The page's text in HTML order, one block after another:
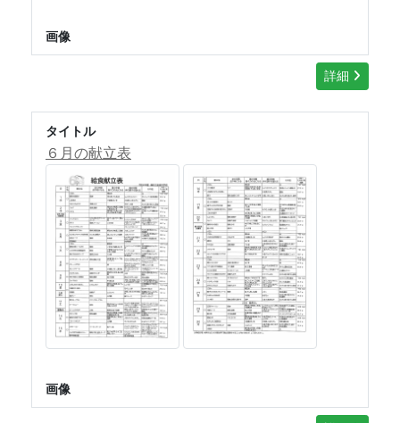
画像
詳細
タイトル
６月の献立表
画像